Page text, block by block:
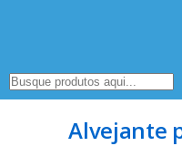
Alvejante